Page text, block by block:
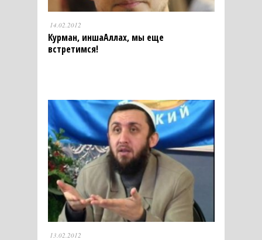
14.02.2012
Курман, иншаАллах, мы еще
встретимся!
13.02.2012